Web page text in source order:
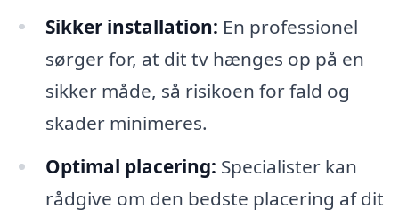
Sikker installation: En professionel
sørger for, at dit tv hænges op på en
sikker måde, så risikoen for fald og
skader minimeres.
Optimal placering: Specialister kan
rådgive om den bedste placering af dit